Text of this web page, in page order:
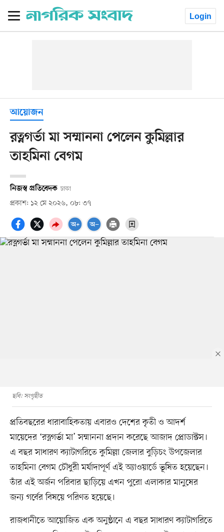
Login
আয়োজন
রত্নগর্ভা মা সম্মাননা পেলেন কুমিল্লার
তাহমিনা বেগম
নিজস্ব প্রতিবেদক ঢাকা
প্রকাশ: ১২ মে ২০২৬, ০৮: ৩৭
ছবি: সংগৃহীত
প্রতিবছরের ধারাবাহিকতায় এবারও দেশের কৃতী ও আদর্শ
মায়েদের ‘রত্নগর্ভা মা’ সম্মাননা প্রদান করেছে আজাদ প্রোডাক্টস।
এ বছর সাধারণ ক্যাটাগরিতে কুমিল্লা জেলার বুড়িচং উপজেলার
তাহমিনা বেগম চৌধুরী মর্যাদাপূর্ণ এই অ্যাওয়ার্ডে ভূষিত হয়েছেন।
তাঁর এই অর্জন পরিবার ছাড়িয়ে এখন পুরো এলাকার মানুষের
জন্য গর্বের বিষয়ে পরিণত হয়েছে।
রাজধানীতে আয়োজিত এক অনুষ্ঠানে এ বছর সাধারণ ক্যাটাগরিতে